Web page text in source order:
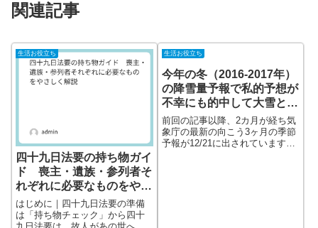
関連記事
生活お役立ち
四十九日法要の持ち物ガイ
ド 喪主・遺族・参列者そ
れぞれに必要なものをやさ
しく解説
はじめに｜四十九日法要の準備
は「持ち物チェック」から四十
生活お役立ち
今年の冬（2016-2017年）
の降雪量予報で私的予想が
不幸にも的中して大雪とな
ってしまった。
前回の記事以降、2カ月が経ち気
象庁の最新の向こう3ヶ月の季節
予報が12/21に出されています。